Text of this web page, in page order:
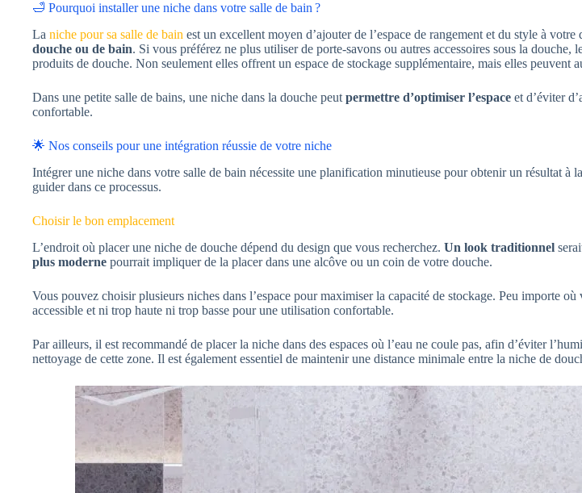
🛁 Pourquoi installer une niche dans votre salle de bain ?
La niche pour sa salle de bain est un excellent moyen d’ajouter de l’espace de rangement et du style à
douche ou de bain. Si vous préférez ne plus utiliser de porte-savons ou autres accessoires sous la
produits de douche. Non seulement elles offrent un espace de stockage supplémentaire, mais elles peuvent
Dans une petite salle de bains, une niche dans la douche peut permettre d’optimiser l’espace et d’éviter
confortable.
🌟 Nos conseils pour une intégration réussie de votre niche
Intégrer une niche dans votre salle de bain nécessite une planification minutieuse pour obtenir un résultat
guider dans ce processus.
Choisir le bon emplacement
L’endroit où placer une niche de douche dépend du design que vous recherchez. Un look traditionnel
plus moderne pourrait impliquer de la placer dans une alcôve ou un coin de votre douche.
Vous pouvez choisir plusieurs niches dans l’espace pour maximiser la capacité de stockage. Peu importe
accessible et ni trop haute ni trop basse pour une utilisation confortable.
Par ailleurs, il est recommandé de placer la niche dans des espaces où l’eau ne coule pas, afin d’éviter
nettoyage de cette zone. Il est également essentiel de maintenir une distance minimale entre la niche de